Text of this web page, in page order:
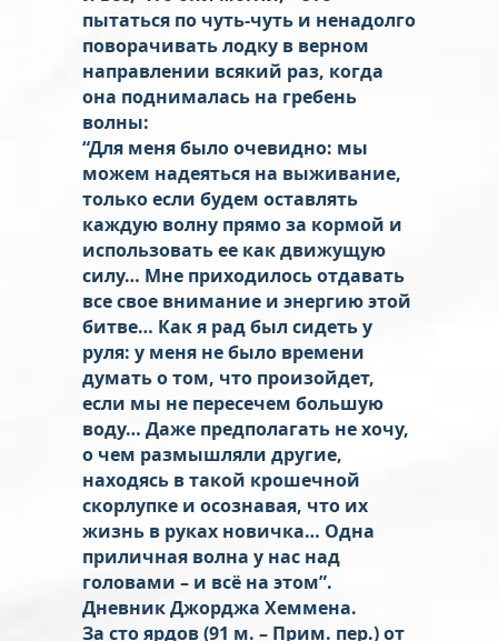
пытаться по чуть-чуть и ненадолго
поворачивать лодку в верном
направлении всякий раз, когда
она поднималась на гребень
волны:
“Для меня было очевидно: мы
можем надеяться на выживание,
только если будем оставлять
каждую волну прямо за кормой и
использовать ее как движущую
силу… Мне приходилось отдавать
все свое внимание и энергию этой
битве… Как я рад был сидеть у
руля: у меня не было времени
думать о том, что произойдет,
если мы не пересечем большую
воду… Даже предполагать не хочу,
о чем размышляли другие,
находясь в такой крошечной
скорлупке и осознавая, что их
жизнь в руках новичка… Одна
приличная волна у нас над
головами – и всё на этом”.
Дневник Джорджа Хеммена.
За сто ярдов (91 м. – Прим. пер.) от